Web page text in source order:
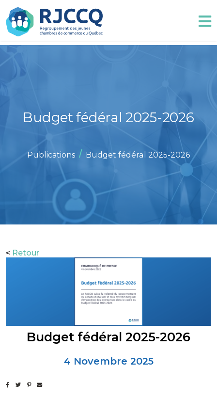
Budget fédéral 2025-2026
Publications / Budget fédéral 2025-2026
< Retour
Budget fédéral 2025-2026
4 Novembre 2025